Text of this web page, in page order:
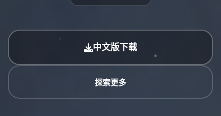
中文版下载
探索更多